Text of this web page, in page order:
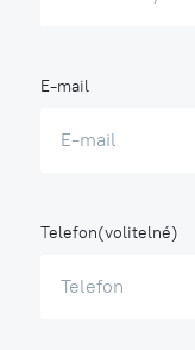
E-mail
Telefon